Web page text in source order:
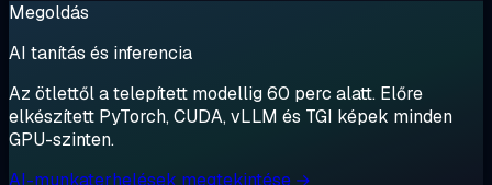
Megoldás
AI tanítás és inferencia
Az ötlettől a telepített modellig 60 perc alatt. Előre
elkészített PyTorch, CUDA, vLLM és TGI képek minden
GPU-szinten.
AI-munkaterhelések megtekintése →